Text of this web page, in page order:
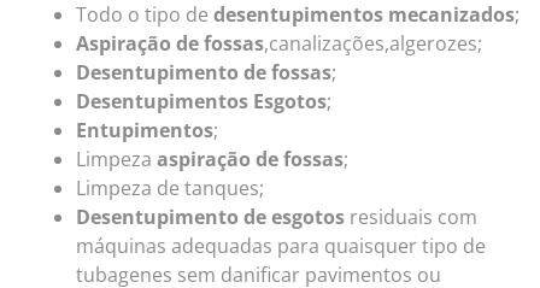
Todo o tipo de desentupimentos mecanizados;
Aspiração de fossas,canalizações,algerozes;
Desentupimento de fossas;
Desentupimentos Esgotos;
Entupimentos;
Limpeza aspiração de fossas;
Limpeza de tanques;
Desentupimento de esgotos residuais com
máquinas adequadas para quaisquer tipo de
tubagenes sem danificar pavimentos ou